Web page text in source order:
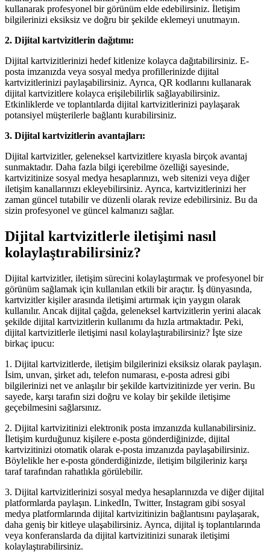
kullanarak profesyonel bir görünüm elde edebilirsiniz. İletişim
bilgilerinizi eksiksiz ve doğru bir şekilde eklemeyi unutmayın.
2. Dijital kartvizitlerin dağıtımı:
Dijital kartvizitlerinizi hedef kitlenize kolayca dağıtabilirsiniz. E-
posta imzanızda veya sosyal medya profillerinizde dijital
kartvizitlerinizi paylaşabilirsiniz. Ayrıca, QR kodlarını kullanarak
dijital kartvizitlere kolayca erişilebilirlik sağlayabilirsiniz.
Etkinliklerde ve toplantılarda dijital kartvizitlerinizi paylaşarak
potansiyel müşterilerle bağlantı kurabilirsiniz.
3. Dijital kartvizitlerin avantajları:
Dijital kartvizitler, geleneksel kartvizitlere kıyasla birçok avantaj
sunmaktadır. Daha fazla bilgi içerebilme özelliği sayesinde,
kartvizitinize sosyal medya hesaplarınızı, web sitenizi veya diğer
iletişim kanallarınızı ekleyebilirsiniz. Ayrıca, kartvizitlerinizi her
zaman güncel tutabilir ve düzenli olarak revize edebilirsiniz. Bu da
sizin profesyonel ve güncel kalmanızı sağlar.
Dijital kartvizitlerle iletişimi nasıl
kolaylaştırabilirsiniz?
Dijital kartvizitler, iletişim sürecini kolaylaştırmak ve profesyonel bir
görünüm sağlamak için kullanılan etkili bir araçtır. İş dünyasında,
kartvizitler kişiler arasında iletişimi artırmak için yaygın olarak
kullanılır. Ancak dijital çağda, geleneksel kartvizitlerin yerini alacak
şekilde dijital kartvizitlerin kullanımı da hızla artmaktadır. Peki,
dijital kartvizitlerle iletişimi nasıl kolaylaştırabilirsiniz? İşte size
birkaç ipucu:
1. Dijital kartvizitlerde, iletişim bilgilerinizi eksiksiz olarak paylaşın.
İsim, unvan, şirket adı, telefon numarası, e-posta adresi gibi
bilgilerinizi net ve anlaşılır bir şekilde kartvizitinizde yer verin. Bu
sayede, karşı tarafın sizi doğru ve kolay bir şekilde iletişime
geçebilmesini sağlarsınız.
2. Dijital kartvizitinizi elektronik posta imzanızda kullanabilirsiniz.
İletişim kurduğunuz kişilere e-posta gönderdiğinizde, dijital
kartvizitinizi otomatik olarak e-posta imzanızda paylaşabilirsiniz.
Böylelikle her e-posta gönderdiğinizde, iletişim bilgileriniz karşı
taraf tarafından rahatlıkla görülebilir.
3. Dijital kartvizitlerinizi sosyal medya hesaplarınızda ve diğer dijital
platformlarda paylaşın. LinkedIn, Twitter, Instagram gibi sosyal
medya platformlarında dijital kartvizitinizin bağlantısını paylaşarak,
daha geniş bir kitleye ulaşabilirsiniz. Ayrıca, dijital iş toplantılarında
veya konferanslarda da dijital kartvizitinizi sunarak iletişimi
kolaylaştırabilirsiniz.